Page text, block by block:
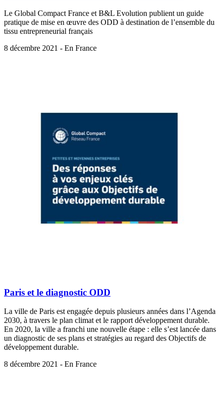
Le Global Compact France et B&L Evolution publient un guide
pratique de mise en œuvre des ODD à destination de l’ensemble du
tissu entrepreneurial français
8 décembre 2021 - En France
Paris et le diagnostic ODD
La ville de Paris est engagée depuis plusieurs années dans l’Agenda
2030, à travers le plan climat et le rapport développement durable.
En 2020, la ville a franchi une nouvelle étape : elle s’est lancée dans
un diagnostic de ses plans et stratégies au regard des Objectifs de
développement durable.
8 décembre 2021 - En France